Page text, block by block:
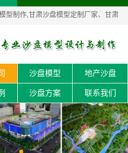
型制作,甘肃沙盘模型定制厂家、甘肃
沙盘模型 地产沙盘
沙盘方案 联系我们